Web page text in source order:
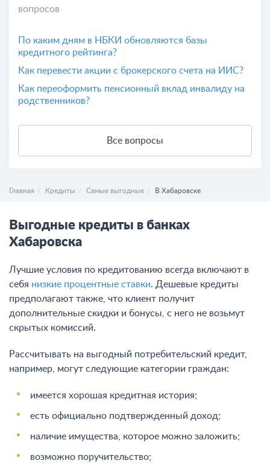
вопросов
По каким дням в НБКИ обновляются базы
кредитного рейтинга?
Как перевести акции с брокерского счета на ИИС?
Как переоформить пенсионный вклад инвалиду на
родственников?
Все вопросы
Главная Кредиты Самые выгодные В Хабаровске
Выгодные кредиты в банках
Хабаровска
Лучшие условия по кредитованию всегда включают в
себя низкие процентные ставки. Дешевые кредиты
предполагают также, что клиент получит
дополнительные скидки и бонусы, с него не возьмут
скрытых комиссий.
Рассчитывать на выгодный потребительский кредит,
например, могут следующие категории граждан:
имеется хорошая кредитная история;
есть официально подтвержденный доход;
наличие имущества, которое можно заложить;
возможно поручительство;